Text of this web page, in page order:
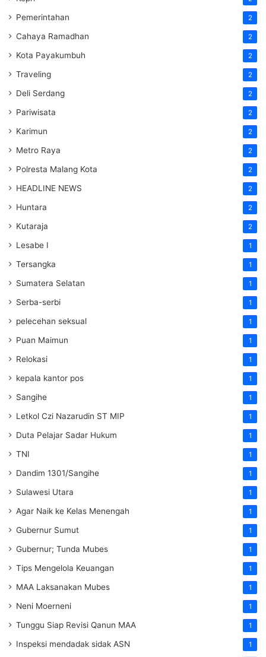
Pemerintahan 2
Cahaya Ramadhan 2
Kota Payakumbuh 2
Traveling 2
Deli Serdang 2
Pariwisata 2
Karimun 2
Metro Raya 2
Polresta Malang Kota 2
HEADLINE NEWS 2
Huntara 2
Kutaraja 2
Lesabe I 1
Tersangka 1
Sumatera Selatan 1
Serba-serbi 1
pelecehan seksual 1
Puan Maimun 1
Relokasi 1
kepala kantor pos 1
Sangihe 1
Letkol Czi Nazarudin ST MIP 1
Duta Pelajar Sadar Hukum 1
TNI 1
Dandim 1301/Sangihe 1
Sulawesi Utara 1
Agar Naik ke Kelas Menengah 1
Gubernur Sumut 1
Gubernur; Tunda Mubes 1
Tips Mengelola Keuangan 1
MAA Laksanakan Mubes 1
Neni Moerneni 1
Tunggu Siap Revisi Qanun MAA 1
Inspeksi mendadak sidak ASN 1